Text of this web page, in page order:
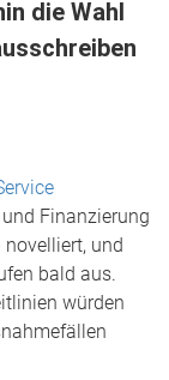
die Wahl
Finanzierung
und
bald aus.
würden